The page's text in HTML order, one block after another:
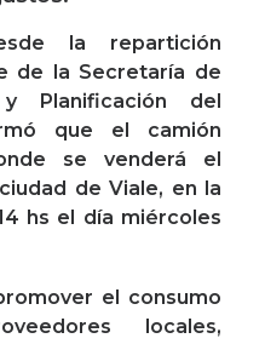
la repartición
de la Secretaría de
Planificación del
que el camión
se venderá el
de Viale, en la
hs el día miércoles
el consumo
locales,